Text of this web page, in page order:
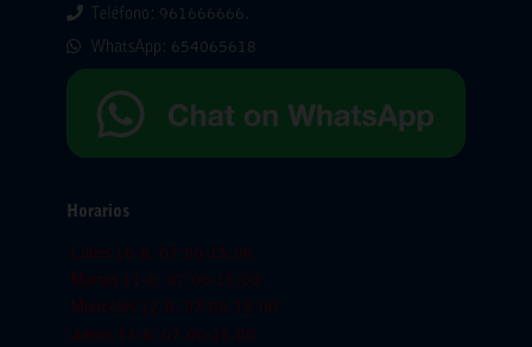
Teléfono: 961666666.
WhatsApp: 654065618
Horarios
Lunes 10-8: 07:00-15:00
Martes 11-8: 07:00-15:00
Miercoles 12-8: 07:00-15:00
Jueves 13-8: 07:00-15:00